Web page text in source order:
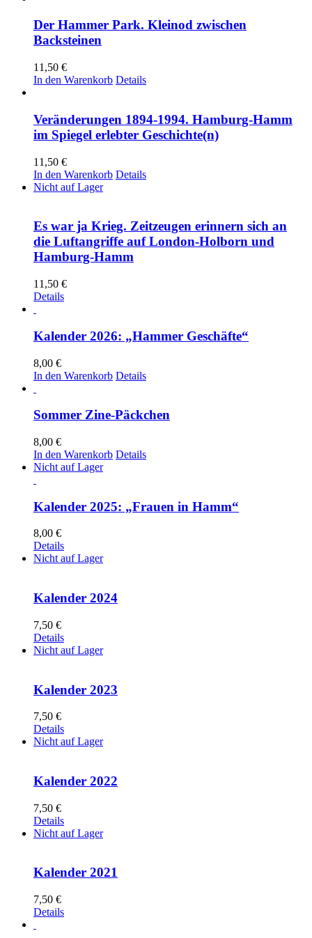
Der Hammer Park. Kleinod zwischen
Backsteinen
11,50 €
In den Warenkorb Details
Veränderungen 1894-1994. Hamburg-Hamm
im Spiegel erlebter Geschichte(n)
11,50 €
In den Warenkorb Details
Nicht auf Lager
Es war ja Krieg. Zeitzeugen erinnern sich an
die Luftangriffe auf London-Holborn und
Hamburg-Hamm
11,50 €
Details
Kalender 2026: „Hammer Geschäfte“
8,00 €
In den Warenkorb Details
Sommer Zine-Päckchen
8,00 €
In den Warenkorb Details
Nicht auf Lager
Kalender 2025: „Frauen in Hamm“
8,00 €
Details
Nicht auf Lager
Kalender 2024
7,50 €
Details
Nicht auf Lager
Kalender 2023
7,50 €
Details
Nicht auf Lager
Kalender 2022
7,50 €
Details
Nicht auf Lager
Kalender 2021
7,50 €
Details